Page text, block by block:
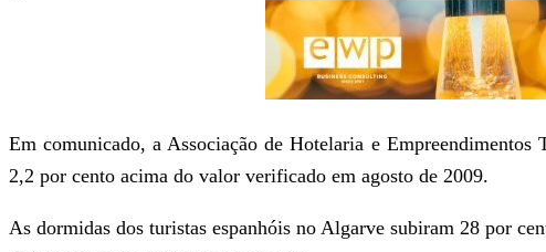
Em comunicado, a Associação de Hotelaria e
2,2 por cento acima do valor verificado em agosto de 2009.
As dormidas dos turistas espanhóis no Algarve subiram 28 por